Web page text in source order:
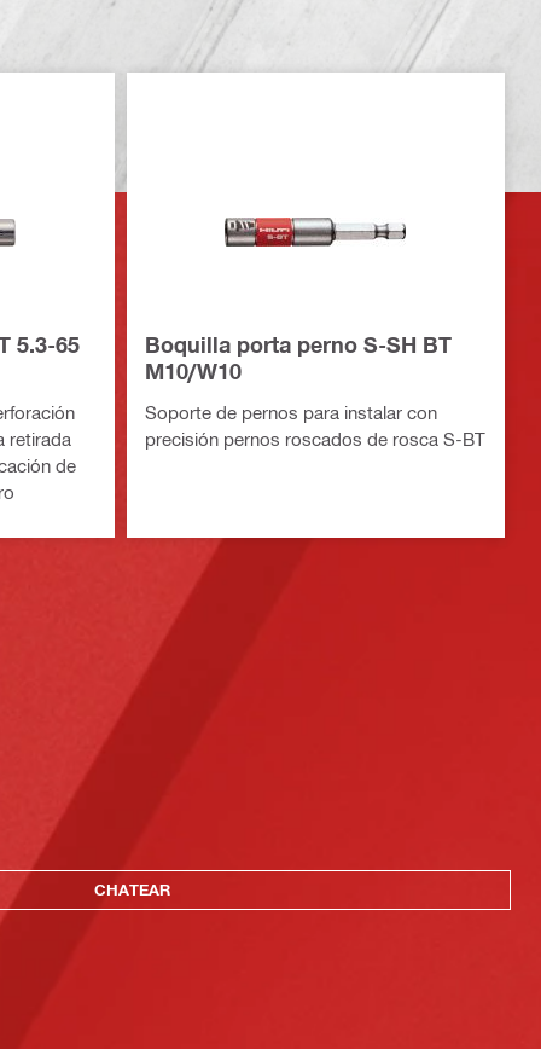
5.3-65
retirada
de
Boquilla porta perno S-SH BT
M10/W10
Soporte de pernos para instalar con
precisión pernos roscados de rosca S-BT
CHATEAR